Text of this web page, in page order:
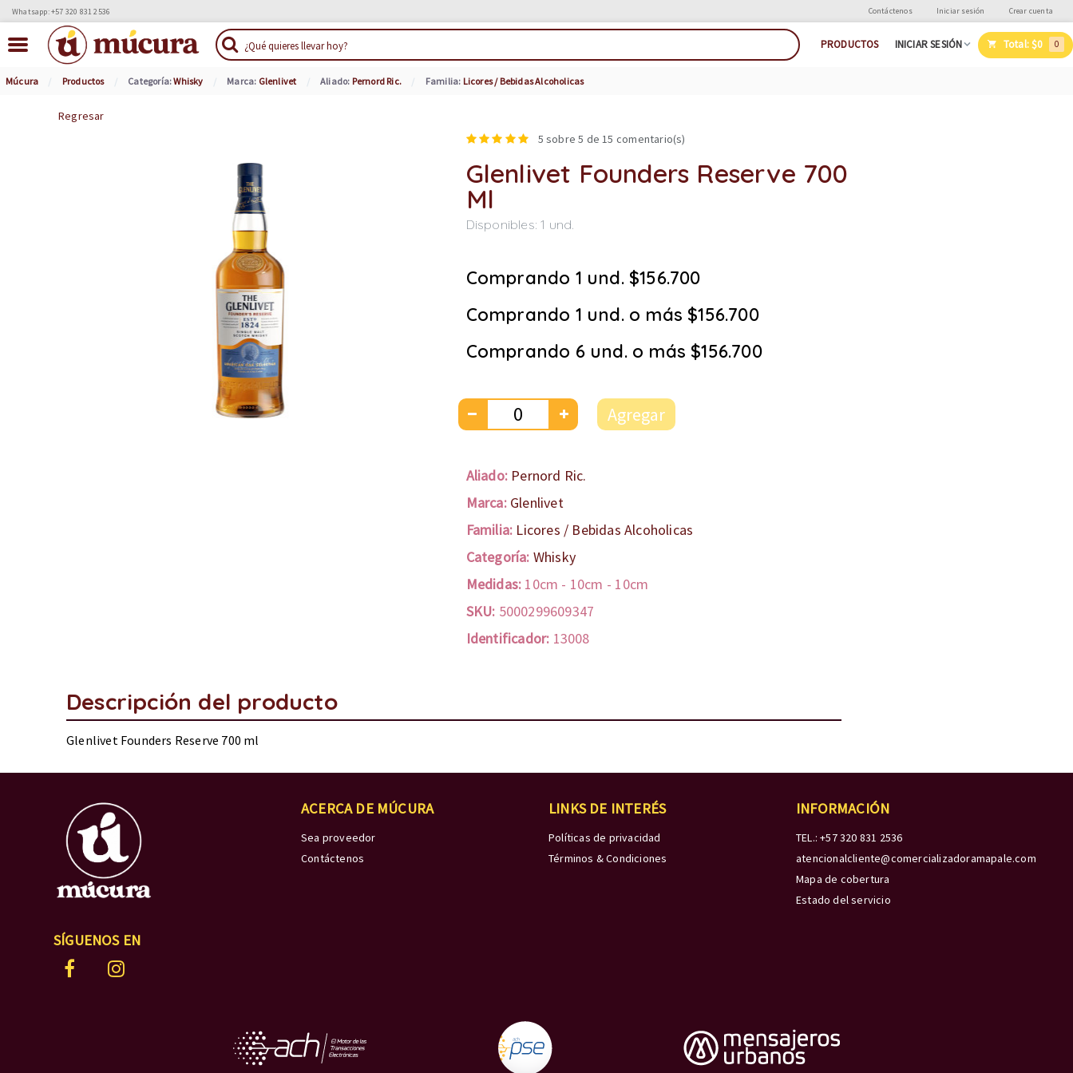
Whatsapp: +57 320 831 2536 Contáctenos Iniciar sesión Crear cuenta
PRODUCTOS INICIAR SESIÓN Total:$0 0
Múcura Productos Categoría:Whisky Marca: Glenlivet Aliado: Pernord Ric. Familia: Licores / Bebidas Alcoholicas
Regresar
5 sobre 5 de15 comentario(s)
Glenlivet Founders Reserve 700
Ml
Disponibles:1 und.
Comprando 1 und. $156.700
Comprando 1 und. o más $156.700
Comprando 6 und. o más $156.700
Agregar
Aliado: Pernord Ric.
Marca: Glenlivet
Familia: Licores / Bebidas Alcoholicas
Categoría: Whisky
Medidas: 10cm - 10cm - 10cm
SKU: 5000299609347
Identificador: 13008
Descripción del producto
Glenlivet Founders Reserve 700 ml
SÍGUENOS EN
ACERCA DE MÚCURA
Sea proveedor
Contáctenos
LINKS DE INTERÉS
Políticas de privacidad
Términos & Condiciones
INFORMACIÓN
TEL.: +57 320 831 2536
atencionalcliente@comercializadoramapale.com
Mapa de cobertura
Estado del servicio